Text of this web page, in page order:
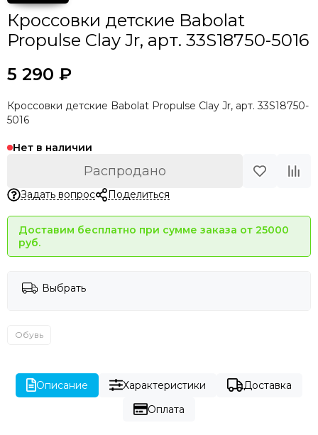
Кроссовки детские Babolat
Propulse Clay Jr, арт. 33S18750-5016
5 290 ₽
Кроссовки детские Babolat Propulse Clay Jr, арт. 33S18750-
5016
Нет в наличии
Распродано
Задать вопрос Поделиться
Доставим бесплатно при сумме заказа от 25000
руб.
Выбрать
Обувь
Описание Характеристики
Доставка
Оплата